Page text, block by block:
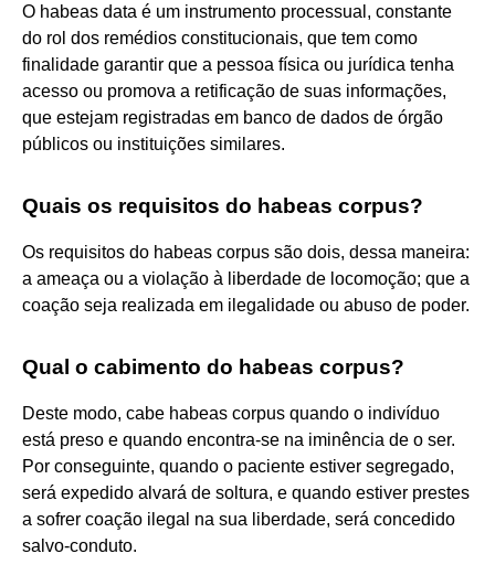
O habeas data é um instrumento processual, constante
do rol dos remédios constitucionais, que tem como
finalidade garantir que a pessoa física ou jurídica tenha
acesso ou promova a retificação de suas informações,
que estejam registradas em banco de dados de órgão
públicos ou instituições similares.
Quais os requisitos do habeas corpus?
Os requisitos do habeas corpus são dois, dessa maneira:
a ameaça ou a violação à liberdade de locomoção; que a
coação seja realizada em ilegalidade ou abuso de poder.
Qual o cabimento do habeas corpus?
Deste modo, cabe habeas corpus quando o indivíduo
está preso e quando encontra-se na iminência de o ser.
Por conseguinte, quando o paciente estiver segregado,
será expedido alvará de soltura, e quando estiver prestes
a sofrer coação ilegal na sua liberdade, será concedido
salvo-conduto.